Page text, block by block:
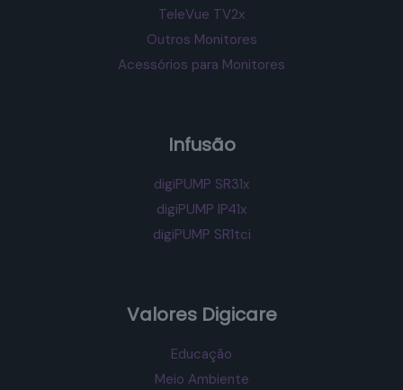
TeleVue TV2x
Outros Monitores
Acessórios para Monitores
Infusão
digiPUMP SR31x
digiPUMP IP41x
digiPUMP SR1tci
Valores Digicare
Educação
Meio Ambiente